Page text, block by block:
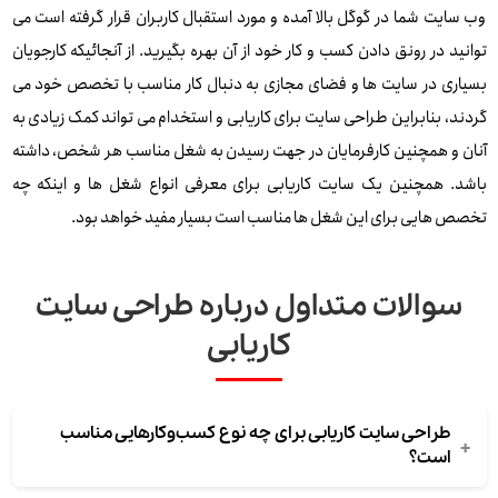
وب سایت شما در گوگل بالا آمده و مورد استقبال کاربران قرار گرفته است می
توانید در رونق دادن کسب و کار خود از آن بهره بگیرید. از آنجائیکه کارجویان
بسیاری در سایت ها و فضای مجازی به دنبال کار مناسب با تخصص خود می
گردند، بنابراین طراحی سایت برای کاریابی و استخدام می تواند کمک زیادی به
آنان و همچنین کارفرمایان در جهت رسیدن به شغل مناسب هر شخص، داشته
باشد. همچنین یک سایت کاریابی برای معرفی انواع شغل ها و اینکه چه
تخصص هایی برای این شغل ها مناسب است بسیار مفید خواهد بود.
سوالات متداول درباره طراحی سایت
کاریابی
+ طراحی سایت کاریابی برای چه نوع کسب‌وکارهایی مناسب
است؟